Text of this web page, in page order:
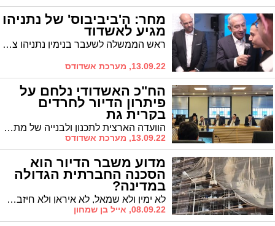
מחר: ה'ביביבוס' של נתניהו
מגיע לאשדוד
ראש הממשלה לשעבר בנימין נתניהו צפוי להגיע מחר אחר הצהריים לסיור בחירות באשדוד עם ה'ביביבוס' המשוריין שלו. בהמשך ייפגש עם ראש העיר ד"ר יחיאל לסרי
13.09.22, מערכת אשדודס
הח"כ האשדודי נלחם על
פיתרון הדיור לחרדים
בקרית גת
הוועדה הארצית לתכנון ולבנייה של מתחמים מועדפים לדיור התכנסה הבוקר כדי לשמוע את ההתנגדויות לשינוי תוכנית הבניה במערב קרית גת שהיתה מיועדת עבור הציבור החרדי - ושונתה * בין הנוכחים הבולטים: הנציג האגודאי מאשדוד ח"כ הרב יעקב טסלר * הרב אייכלר שהגיש את ההתנגדות סיפר על ההסתה באשדוד שהיתה בעבר נגד התיישבות חרדית
13.09.22, מערכת אשדודס
מדוע משבר הדיור הוא
הסכנה החברתית הגדולה
במדינה?
לא ימין ולא שמאל, לא איראן ולא חיזבאללה. הסכנה הגדולה ביותר של מדינת ישראל היא מה שקורה בתחום הדיור. אלו שרכשו דירות בשנים האחרונות עם משכנתא עד לתקופת הפנסיה ועשויים להתרסק בדרך– ואלו שלא יכולים להקים בית בארץ ישראל.
08.09.22, אייל בן שמחון